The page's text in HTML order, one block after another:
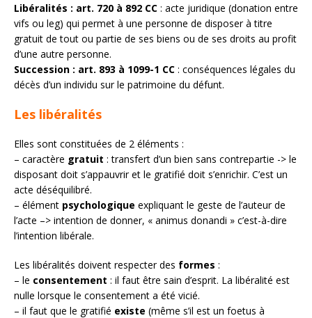
Libéralités : art. 720 à 892 CC : acte juridique (donation entre
vifs ou leg) qui permet à une personne de disposer à titre
gratuit de tout ou partie de ses biens ou de ses droits au profit
d’une autre personne.
Succession : art. 893 à 1099-1 CC : conséquences légales du
décès d’un individu sur le patrimoine du défunt.
Les libéralités
Elles sont constituées de 2 éléments :
– caractère gratuit : transfert d’un bien sans contrepartie -> le
disposant doit s’appauvrir et le gratifié doit s’enrichir. C’est un
acte déséquilibré.
– élément psychologique expliquant le geste de l’auteur de
l’acte –> intention de donner, « animus donandi » c’est-à-dire
l’intention libérale.
Les libéralités doivent respecter des formes :
– le consentement : il faut être sain d’esprit. La libéralité est
nulle lorsque le consentement a été vicié.
– il faut que le gratifié existe (même s’il est un foetus à